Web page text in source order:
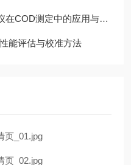
测定中的应用与技术解析
能评估与校准方法